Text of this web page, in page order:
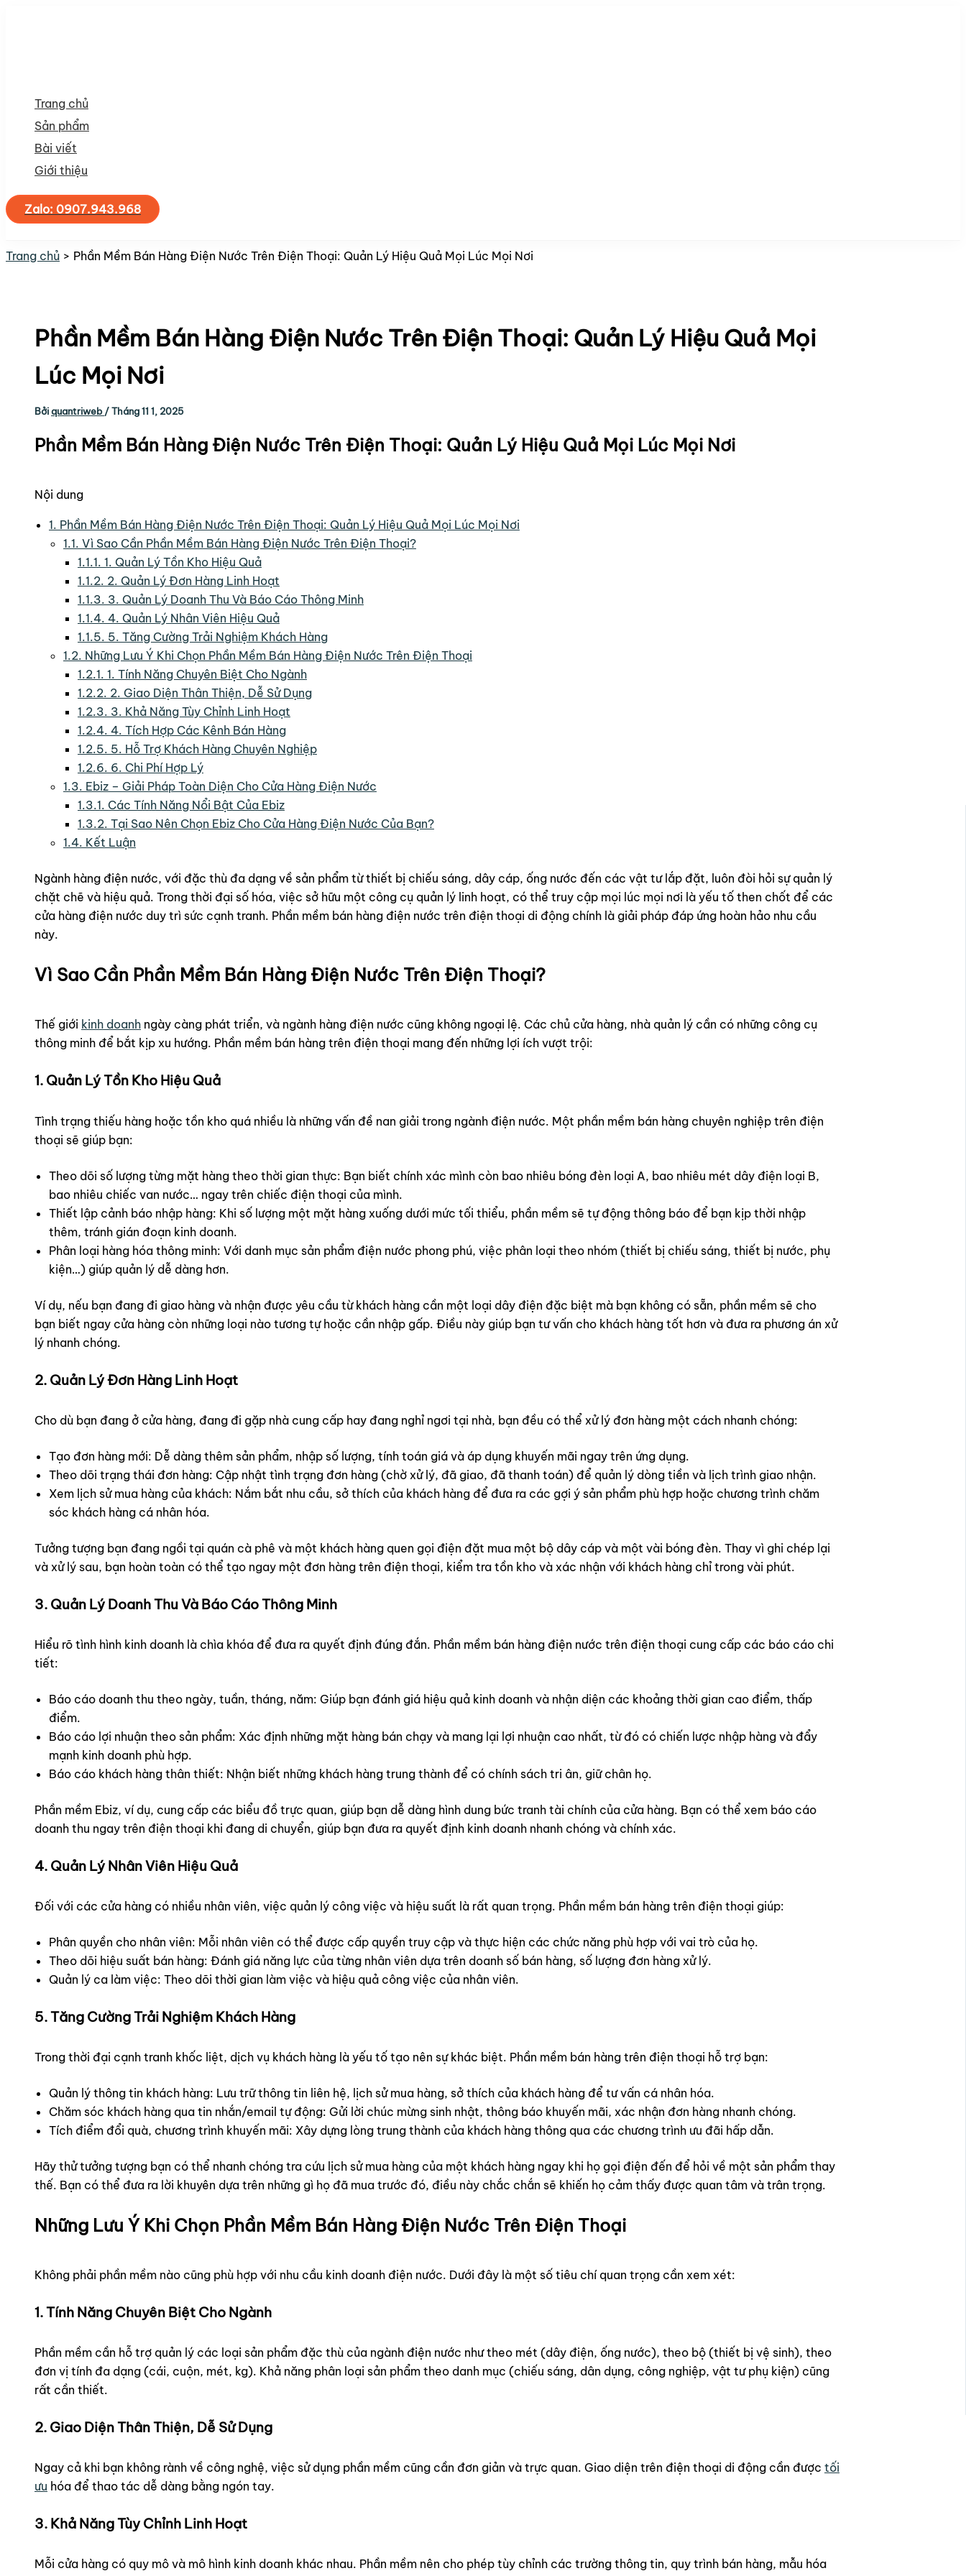
Trang chủ
Sản phẩm
Bài viết
Giới thiệu
Zalo: 0907.943.968
kiếm
Trang chủ Phần Mềm Bán Hàng Điện Nước Trên Điện Thoại: Quản Lý Hiệu Quả Mọi Lúc Mọi Nơi
Phần Mềm Bán Hàng Điện Nước Trên Điện Thoại: Quản Lý Hiệu Quả Mọi
Lúc Mọi Nơi
Bởiquantriweb/Tháng 11 1, 2025
Phần Mềm Bán Hàng Điện Nước Trên Điện Thoại: Quản Lý Hiệu Quả Mọi Lúc Mọi Nơi
Nội dung
1. Phần Mềm Bán Hàng Điện Nước Trên Điện Thoại: Quản Lý Hiệu Quả Mọi Lúc Mọi Nơi
1.1. Vì Sao Cần Phần Mềm Bán Hàng Điện Nước Trên Điện Thoại?
1.1.1. 1. Quản Lý Tồn Kho Hiệu Quả
1.1.2. 2. Quản Lý Đơn Hàng Linh Hoạt
1.1.3. 3. Quản Lý Doanh Thu Và Báo Cáo Thông Minh
1.1.4. 4. Quản Lý Nhân Viên Hiệu Quả
1.1.5. 5. Tăng Cường Trải Nghiệm Khách Hàng
1.2. Những Lưu Ý Khi Chọn Phần Mềm Bán Hàng Điện Nước Trên Điện Thoại
1.2.1. 1. Tính Năng Chuyên Biệt Cho Ngành
1.2.2. 2. Giao Diện Thân Thiện, Dễ Sử Dụng
1.2.3. 3. Khả Năng Tùy Chỉnh Linh Hoạt
1.2.4. 4. Tích Hợp Các Kênh Bán Hàng
1.2.5. 5. Hỗ Trợ Khách Hàng Chuyên Nghiệp
1.2.6. 6. Chi Phí Hợp Lý
1.3. Ebiz – Giải Pháp Toàn Diện Cho Cửa Hàng Điện Nước
1.3.1. Các Tính Năng Nổi Bật Của Ebiz
1.3.2. Tại Sao Nên Chọn Ebiz Cho Cửa Hàng Điện Nước Của Bạn?
1.4. Kết Luận
Ngành hàng điện nước, với đặc thù đa dạng về sản phẩm từ thiết bị chiếu sáng, dây cáp, ống nước đến các vật tư lắp đặt, luôn đòi hỏi sự quản lý
chặt chẽ và hiệu quả. Trong thời đại số hóa, việc sở hữu một công cụ quản lý linh hoạt, có thể truy cập mọi lúc mọi nơi là yếu tố then chốt để các
cửa hàng điện nước duy trì sức cạnh tranh. Phần mềm bán hàng điện nước trên điện thoại di động chính là giải pháp đáp ứng hoàn hảo nhu cầu
này.
Vì Sao Cần Phần Mềm Bán Hàng Điện Nước Trên Điện Thoại?
Thế giới kinh doanh ngày càng phát triển, và ngành hàng điện nước cũng không ngoại lệ. Các chủ cửa hàng, nhà quản lý cần có những công cụ
thông minh để bắt kịp xu hướng. Phần mềm bán hàng trên điện thoại mang đến những lợi ích vượt trội:
1. Quản Lý Tồn Kho Hiệu Quả
Tình trạng thiếu hàng hoặc tồn kho quá nhiều là những vấn đề nan giải trong ngành điện nước. Một phần mềm bán hàng chuyên nghiệp trên điện
thoại sẽ giúp bạn:
Theo dõi số lượng từng mặt hàng theo thời gian thực: Bạn biết chính xác mình còn bao nhiêu bóng đèn loại A, bao nhiêu mét dây điện loại B,
bao nhiêu chiếc van nước… ngay trên chiếc điện thoại của mình.
Thiết lập cảnh báo nhập hàng: Khi số lượng một mặt hàng xuống dưới mức tối thiểu, phần mềm sẽ tự động thông báo để bạn kịp thời nhập
thêm, tránh gián đoạn kinh doanh.
Phân loại hàng hóa thông minh: Với danh mục sản phẩm điện nước phong phú, việc phân loại theo nhóm (thiết bị chiếu sáng, thiết bị nước, phụ
kiện…) giúp quản lý dễ dàng hơn.
Ví dụ, nếu bạn đang đi giao hàng và nhận được yêu cầu từ khách hàng cần một loại dây điện đặc biệt mà bạn không có sẵn, phần mềm sẽ cho
bạn biết ngay cửa hàng còn những loại nào tương tự hoặc cần nhập gấp. Điều này giúp bạn tư vấn cho khách hàng tốt hơn và đưa ra phương án xử
lý nhanh chóng.
2. Quản Lý Đơn Hàng Linh Hoạt
Cho dù bạn đang ở cửa hàng, đang đi gặp nhà cung cấp hay đang nghỉ ngơi tại nhà, bạn đều có thể xử lý đơn hàng một cách nhanh chóng:
Tạo đơn hàng mới: Dễ dàng thêm sản phẩm, nhập số lượng, tính toán giá và áp dụng khuyến mãi ngay trên ứng dụng.
Theo dõi trạng thái đơn hàng: Cập nhật tình trạng đơn hàng (chờ xử lý, đã giao, đã thanh toán) để quản lý dòng tiền và lịch trình giao nhận.
Xem lịch sử mua hàng của khách: Nắm bắt nhu cầu, sở thích của khách hàng để đưa ra các gợi ý sản phẩm phù hợp hoặc chương trình chăm
sóc khách hàng cá nhân hóa.
Tưởng tượng bạn đang ngồi tại quán cà phê và một khách hàng quen gọi điện đặt mua một bộ dây cáp và một vài bóng đèn. Thay vì ghi chép lại
và xử lý sau, bạn hoàn toàn có thể tạo ngay một đơn hàng trên điện thoại, kiểm tra tồn kho và xác nhận với khách hàng chỉ trong vài phút.
3. Quản Lý Doanh Thu Và Báo Cáo Thông Minh
Hiểu rõ tình hình kinh doanh là chìa khóa để đưa ra quyết định đúng đắn. Phần mềm bán hàng điện nước trên điện thoại cung cấp các báo cáo chi
tiết:
Báo cáo doanh thu theo ngày, tuần, tháng, năm: Giúp bạn đánh giá hiệu quả kinh doanh và nhận diện các khoảng thời gian cao điểm, thấp
điểm.
Báo cáo lợi nhuận theo sản phẩm: Xác định những mặt hàng bán chạy và mang lại lợi nhuận cao nhất, từ đó có chiến lược nhập hàng và đẩy
mạnh kinh doanh phù hợp.
Báo cáo khách hàng thân thiết: Nhận biết những khách hàng trung thành để có chính sách tri ân, giữ chân họ.
Phần mềm Ebiz, ví dụ, cung cấp các biểu đồ trực quan, giúp bạn dễ dàng hình dung bức tranh tài chính của cửa hàng. Bạn có thể xem báo cáo
doanh thu ngay trên điện thoại khi đang di chuyển, giúp bạn đưa ra quyết định kinh doanh nhanh chóng và chính xác.
4. Quản Lý Nhân Viên Hiệu Quả
Đối với các cửa hàng có nhiều nhân viên, việc quản lý công việc và hiệu suất là rất quan trọng. Phần mềm bán hàng trên điện thoại giúp:
Phân quyền cho nhân viên: Mỗi nhân viên có thể được cấp quyền truy cập và thực hiện các chức năng phù hợp với vai trò của họ.
Theo dõi hiệu suất bán hàng: Đánh giá năng lực của từng nhân viên dựa trên doanh số bán hàng, số lượng đơn hàng xử lý.
Quản lý ca làm việc: Theo dõi thời gian làm việc và hiệu quả công việc của nhân viên.
5. Tăng Cường Trải Nghiệm Khách Hàng
Trong thời đại cạnh tranh khốc liệt, dịch vụ khách hàng là yếu tố tạo nên sự khác biệt. Phần mềm bán hàng trên điện thoại hỗ trợ bạn:
Quản lý thông tin khách hàng: Lưu trữ thông tin liên hệ, lịch sử mua hàng, sở thích của khách hàng để tư vấn cá nhân hóa.
Chăm sóc khách hàng qua tin nhắn/email tự động: Gửi lời chúc mừng sinh nhật, thông báo khuyến mãi, xác nhận đơn hàng nhanh chóng.
Tích điểm đổi quà, chương trình khuyến mãi: Xây dựng lòng trung thành của khách hàng thông qua các chương trình ưu đãi hấp dẫn.
Hãy thử tưởng tượng bạn có thể nhanh chóng tra cứu lịch sử mua hàng của một khách hàng ngay khi họ gọi điện đến để hỏi về một sản phẩm thay
thế. Bạn có thể đưa ra lời khuyên dựa trên những gì họ đã mua trước đó, điều này chắc chắn sẽ khiến họ cảm thấy được quan tâm và trân trọng.
Những Lưu Ý Khi Chọn Phần Mềm Bán Hàng Điện Nước Trên Điện Thoại
Không phải phần mềm nào cũng phù hợp với nhu cầu kinh doanh điện nước. Dưới đây là một số tiêu chí quan trọng cần xem xét:
1. Tính Năng Chuyên Biệt Cho Ngành
Phần mềm cần hỗ trợ quản lý các loại sản phẩm đặc thù của ngành điện nước như theo mét (dây điện, ống nước), theo bộ (thiết bị vệ sinh), theo
đơn vị tính đa dạng (cái, cuộn, mét, kg). Khả năng phân loại sản phẩm theo danh mục (chiếu sáng, dân dụng, công nghiệp, vật tư phụ kiện) cũng
rất cần thiết.
2. Giao Diện Thân Thiện, Dễ Sử Dụng
Ngay cả khi bạn không rành về công nghệ, việc sử dụng phần mềm cũng cần đơn giản và trực quan. Giao diện trên điện thoại di động cần được tối
ưu hóa để thao tác dễ dàng bằng ngón tay.
3. Khả Năng Tùy Chỉnh Linh Hoạt
Mỗi cửa hàng có quy mô và mô hình kinh doanh khác nhau. Phần mềm nên cho phép tùy chỉnh các trường thông tin, quy trình bán hàng, mẫu hóa